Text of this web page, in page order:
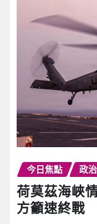
今日焦點 政
荷莫茲海峽
方籲速終戰